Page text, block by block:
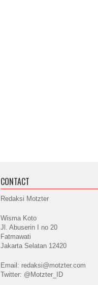
CONTACT
Redaksi Motzter
Wisma Koto
Jl. Abuserin I no 20
Fatmawati
Jakarta Selatan 12420
Email: redaksi@motzter.com
Twitter: @Motzter_ID